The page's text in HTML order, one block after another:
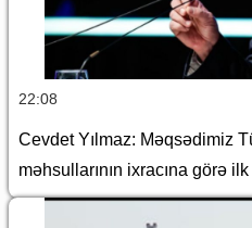
22:08
Cevdet Yılmaz: Məqsədimiz
məhsullarının ixracına görə